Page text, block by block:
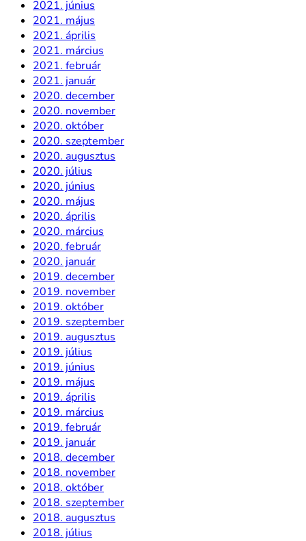
2021. június
2021. május
2021. április
2021. március
2021. február
2021. január
2020. december
2020. november
2020. október
2020. szeptember
2020. augusztus
2020. július
2020. június
2020. május
2020. április
2020. március
2020. február
2020. január
2019. december
2019. november
2019. október
2019. szeptember
2019. augusztus
2019. július
2019. június
2019. május
2019. április
2019. március
2019. február
2019. január
2018. december
2018. november
2018. október
2018. szeptember
2018. augusztus
2018. július